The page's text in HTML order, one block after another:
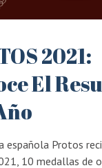
2021:
El
española Protos
10 medallas de